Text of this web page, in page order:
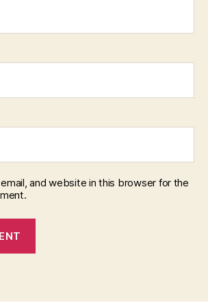
and website in this browser for the